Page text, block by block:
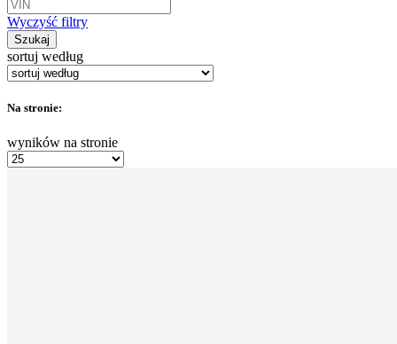
Wyczyść filtry
Szukaj
sortuj według
Na stronie:
wyników na stronie